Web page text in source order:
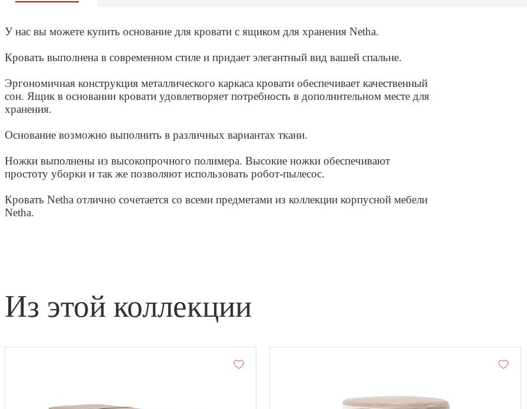
У нас вы можете купить основание для кровати с ящиком для хранения Netha.
Кровать выполнена в современном стиле и придает элегантный вид вашей спальне.
Эргономичная конструкция металлического каркаса кровати обеспечивает качественный
сон. Ящик в основании кровати удовлетворяет потребность в дополнительном месте для
хранения.
Основание возможно выполнить в различных вариантах ткани.
Ножки выполнены из высокопрочного полимера. Высокие ножки обеспечивают
простоту уборки и так же позволяют использовать робот-пылесос.
Кровать Netha отлично сочетается со всеми предметами из коллекции корпусной мебели
Netha.
из этой коллекции